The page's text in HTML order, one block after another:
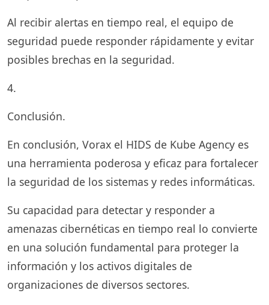
Al recibir alertas en tiempo real, el equipo de
seguridad puede responder rápidamente y evitar
posibles brechas en la seguridad.
4.
Conclusión.
En conclusión, Vorax el HIDS de Kube Agency es
una herramienta poderosa y eficaz para fortalecer
la seguridad de los sistemas y redes informáticas.
Su capacidad para detectar y responder a
amenazas cibernéticas en tiempo real lo convierte
en una solución fundamental para proteger la
información y los activos digitales de
organizaciones de diversos sectores.